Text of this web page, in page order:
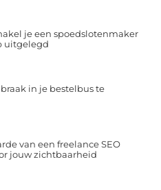
je een spoedslotenmaker
uitgelegd
in je bestelbus te
van een freelance SEO
jouw zichtbaarheid